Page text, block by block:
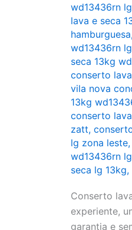
wd13436rn
lava e seca
hamburguesa
wd13436rn
seca 13kg
conserto
vila nova
13kg
conserto
zatt,
lg zona leste,
wd13436rn
seca lg 13kg,
Conserto
experiente,
garantia e